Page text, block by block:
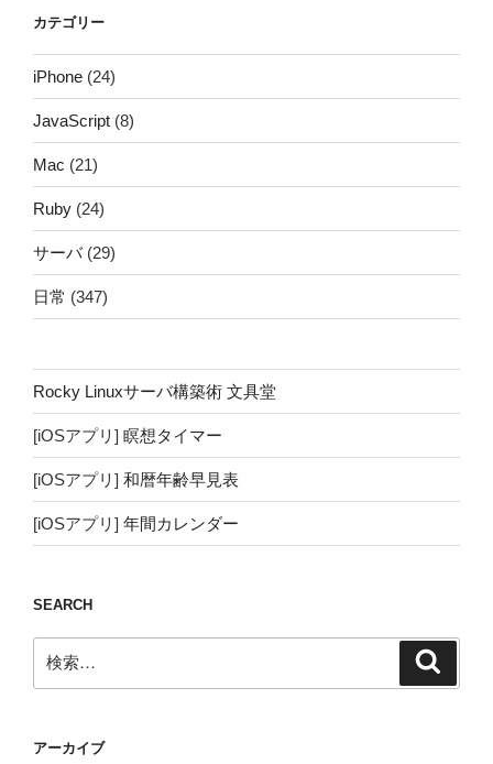
カテゴリー
iPhone (24)
JavaScript (8)
Mac (21)
Ruby (24)
サーバ(29)
日常 (347)
Rocky Linuxサーバ構築術 文具堂
[iOSアプリ] 瞑想タイマー
[iOSアプリ] 和暦年齢早見表
[iOSアプリ] 年間カレンダー
SEARCH
索:
アーカイブ